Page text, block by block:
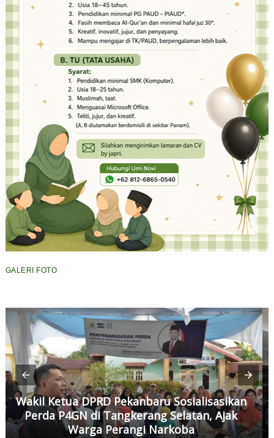
GALERI FOTO
Wakil Ketua DPRD Pekanbaru Sosialisasikan
Perda P4GN di Tangkerang Selatan, Ajak
Warga Perangi Narkoba